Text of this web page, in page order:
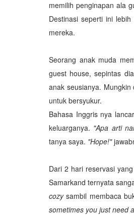
memilih penginapan ala
Destinasi seperti ini
mereka.
Seorang anak muda
guest house, sepintas
anak seusianya.
untuk bersyukur.
Bahasa Inggris nya
keluarganya. "Apa arti
tanya saya. "Hope!"
Dari 2 hari reservasi
Samarkand ternyata
cozysambil membaca
sometimes you just need